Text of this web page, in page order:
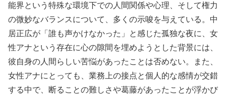
能界という特殊な環境下での人間関係や心理、そして権力
の微妙なバランスについて、多くの示唆を与えている。中
居正広が「誰も声かけなかった」と感じた孤独な夜に、女
性アナという存在に心の隙間を埋めようとした背景には、
彼自身の人間らしい苦悩があったことは否めない。また、
女性アナにとっても、業務上の接点と個人的な感情が交錯
する中で、断ることの難しさや葛藤があったことが浮かび